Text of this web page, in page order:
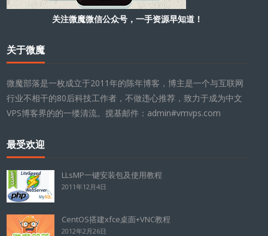
关注微魔微信公众号，一手资源早知道！
关于微魔
微魔部落是一枚成立于2011年的陈年博客，博主是一个与互联网
行业不相干的80后科技工作者，不做违心推荐，致力于成为中文
VPS博客界的的一缕清流。搅基邮件：admin#vmvps.com
最受欢迎
LLsMP一键安装包及使用教程
2011年12月4日
CentOS搭建xfce桌面+VNC教程
2012年2月26日